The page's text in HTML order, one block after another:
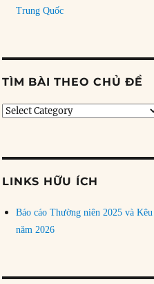
Trung Quốc
TÌM BÀI THEO CHỦ ĐỀ
Tìm
LINKS HỮU ÍCH
Báo cáo Thường niên 2025 và
năm 2026